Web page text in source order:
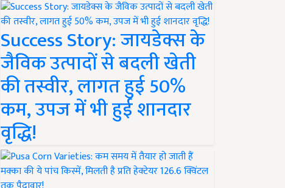
Success Story: जायडेक्स के
जैविक उत्पादों से बदली खेती
की तस्वीर, लागत हुई 50%
कम, उपज में भी हुई शानदार
वृद्धि!